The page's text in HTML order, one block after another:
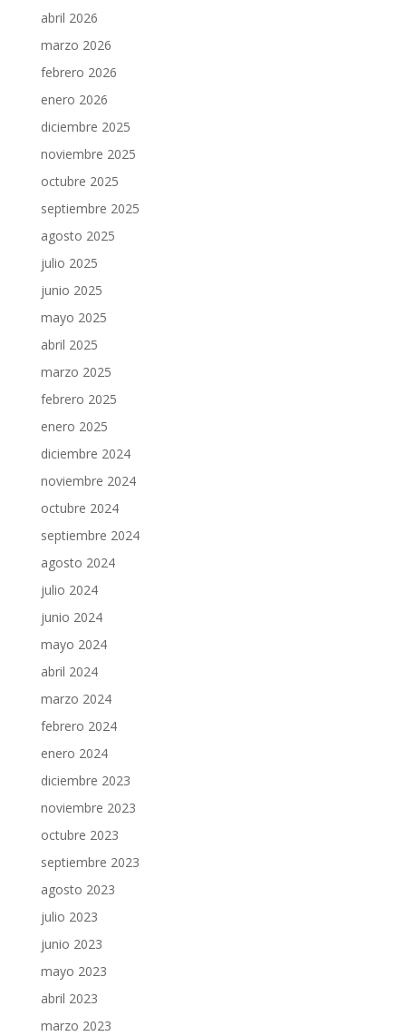
abril 2026
marzo 2026
febrero 2026
enero 2026
diciembre 2025
noviembre 2025
octubre 2025
septiembre 2025
agosto 2025
julio 2025
junio 2025
mayo 2025
abril 2025
marzo 2025
febrero 2025
enero 2025
diciembre 2024
noviembre 2024
octubre 2024
septiembre 2024
agosto 2024
julio 2024
junio 2024
mayo 2024
abril 2024
marzo 2024
febrero 2024
enero 2024
diciembre 2023
noviembre 2023
octubre 2023
septiembre 2023
agosto 2023
julio 2023
junio 2023
mayo 2023
abril 2023
marzo 2023